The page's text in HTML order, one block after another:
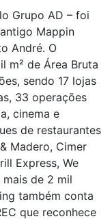
Grupo AD – foi
Mappin
André. O
m² de Área Bruta
sendo 17 lojas
33 operações
cinema e
de restaurantes
Madero, Cimer
Express, We
mais de 2 mil
também conta
que reconhece